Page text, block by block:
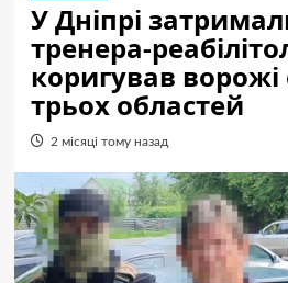
У Дніпрі
тренера-
коригував ворожі
трьох областей
2 місяці тому назад